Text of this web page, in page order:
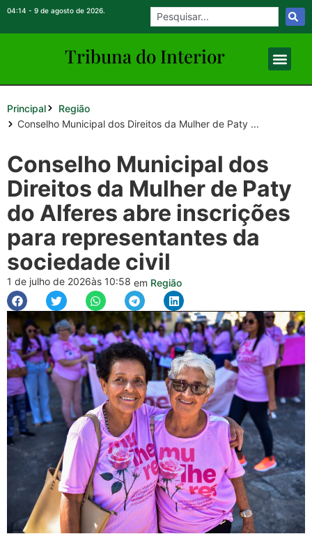
04:14 - 9 de agosto de 2026.
Tribuna do Interior
Principal
Região
Conselho Municipal dos Direitos da Mulher de Paty ...
Conselho Municipal dos
Direitos da Mulher de Paty
do Alferes abre inscrições
para representantes da
sociedade civil
1 de julho de 2026às 10:58 em Região